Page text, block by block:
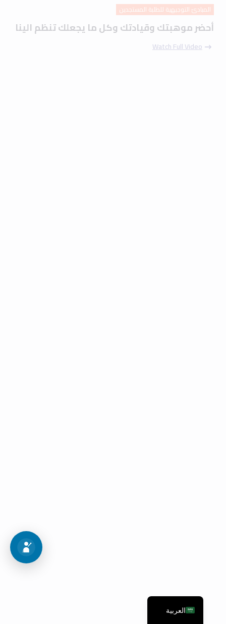
المبادئ التوجيهية للطلبة المستجدين
أحضر موهبتك وقيادتك وكل ما يجعلك تنظم الينا
Watch Full Video
العربية